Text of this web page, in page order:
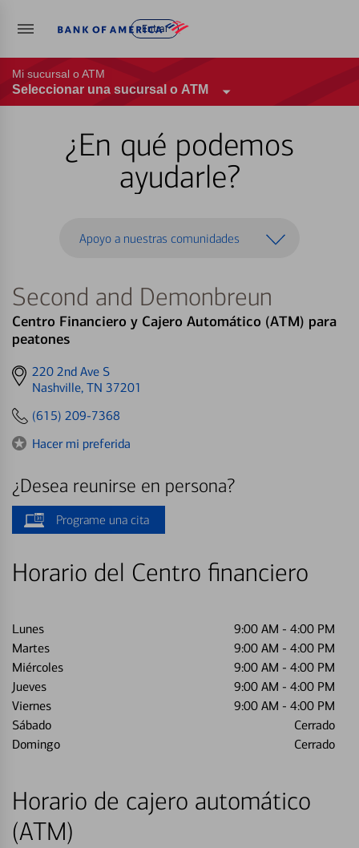
Entrar
Mi sucursal o ATM
Seleccionar una sucursal o ATM
¿En qué podemos
ayudarle?
Apoyo a nuestras comunidades
Second and Demonbreun
Centro Financiero y Cajero Automático (ATM) para
peatones
Get
directions
220 2nd Ave S
Nashville, TN 37201
(615) 209-7368
Hacer mi preferida
¿Desea reunirse en persona?
Programe una cita
Horario del Centro financiero
Lunes 9:00 AM - 4:00 PM
Martes
9:00 AM - 4:00 PM
Miércoles
9:00 AM - 4:00 PM
Jueves
9:00 AM - 4:00 PM
Viernes
9:00 AM - 4:00 PM
Sábado
Cerrado
Domingo
Cerrado
Horario de cajero automático
(ATM)